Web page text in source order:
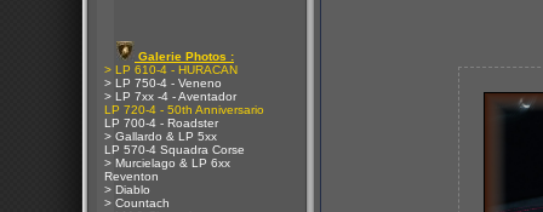
Galerie Photos :
> LP 610-4 - HURACAN
> LP 750-4 - Veneno
> LP 7xx -4 - Aventador
LP 720-4 - 50th Anniversario
LP 700-4 - Roadster
> Gallardo & LP 5xx
LP 570-4 Squadra Corse
> Murcielago & LP 6xx
Reventon
> Diablo
> Countach